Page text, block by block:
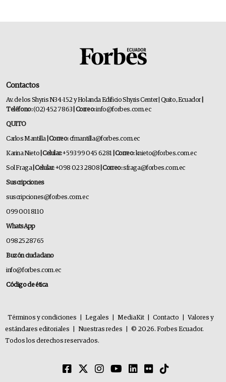
Contactos
Av. de los Shyris N34-152 y Holanda Edificio Shyris Center | Quito, Ecuador
Teléfono:(02) 452 7863 | Correo:info@forbes.com.ec
QUITO
Carlos Mantilla | Correo:cfmantilla@forbes.com.ec
Karina Nieto | Celular:+593 99 045 6281 | Correo: knieto@forbes.com.ec
Sol Fraga | Celular:+098 023 2808 | Correo:sfraga@forbes.com.ec
Suscripciones
suscripciones@forbes.com.ec
099 001 8110
WhatsApp
0982528765
Buzón ciudadano
info@forbes.com.ec
Código de ética
Términos y condiciones Legales MediaKit Contacto
Valores y
estándares editoriales
Nuestras redes
© 2026. Forbes Ecuador.
Todos los derechos reservados.